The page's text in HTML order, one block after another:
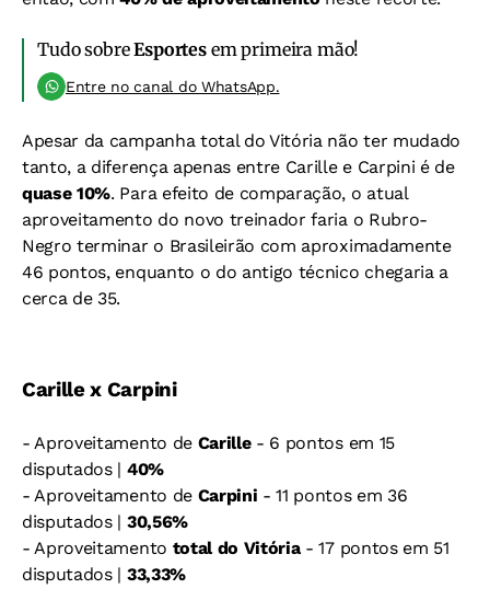
Tudo sobreEsportesem primeira mão!
Entre no canal do WhatsApp.
Apesar da campanha total do Vitória não ter mudado
tanto, a diferença apenas entre Carille e Carpini é de
quase 10%. Para efeito de comparação, o atual
aproveitamento do novo treinador faria o Rubro-
Negro terminar o Brasileirão com aproximadamente
46 pontos, enquanto o do antigo técnico chegaria a
cerca de 35.
Carille x Carpini
- Aproveitamento de Carille- 6 pontos em 15
disputados | 40%
- Aproveitamento de Carpini - 11 pontos em 36
disputados | 30,56%
- Aproveitamento total do Vitória- 17 pontos em 51
disputados | 33,33%